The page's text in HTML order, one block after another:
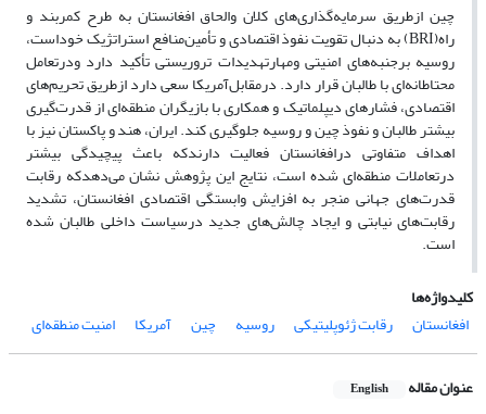
چین ازطریق سرمایه‌گذاری‌های کلان والحاق افغانستان به طرح کمربند و
راه(BRI) به دنبال تقویت نفوذ اقتصادی و تأمین‌منافع استراتژیک خوداست،
روسیه برجنبه‌های امنیتی ومهارتهدیدات تروریستی تأکید دارد ودرتعامل
محتاطانه‌ای با طالبان قرار دارد. درمقابل‌آمریکا سعی دارد ازطریق تحریم‌های
اقتصادی، فشارهای دیپلماتیک و همکاری با بازیگران منطقه‌ای از قدرت‌گیری
بیشتر طالبان و نفوذ چین و روسیه جلوگیری کند. ایران، هند و پاکستان نیز با
اهداف متفاوتی درافغانستان فعالیت دارندکه باعث پیچیدگی بیشتر
درتعاملات منطقه‌ای شده است، نتایج این پژوهش نشان می‌دهدکه رقابت
قدرت‌های جهانی منجر به افزایش وابستگی اقتصادی افغانستان، تشدید
رقابت‌های نیابتی و ایجاد چالش‌های جدید درسیاست داخلی طالبان شده
است.
کلیدواژه‌ها
افغانستان
رقابت ژئوپلیتیکی روسیه چین آمریکا امنیت منطقه‌ای
عنوان مقاله English